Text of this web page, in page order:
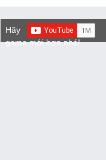
Hãy
game mới hơn nhé!